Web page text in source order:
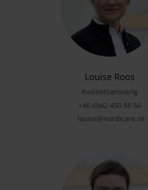
Louise Roos
Kvalitetsansvarig
+46 (0)42 450 88 56
louise@nordicare.se